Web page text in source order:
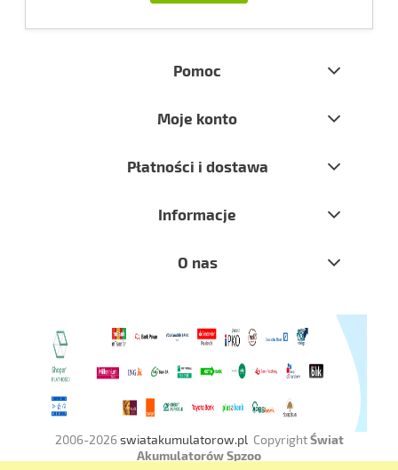
Pomoc
Moje konto
Płatności i dostawa
Informacje
O nas
2006-2026swiatakumulatorow.pl CopyrightŚwiat
Akumulatorów Spzoo